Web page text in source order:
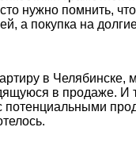
нужно помнить,
а покупка на
в
в продаже. И